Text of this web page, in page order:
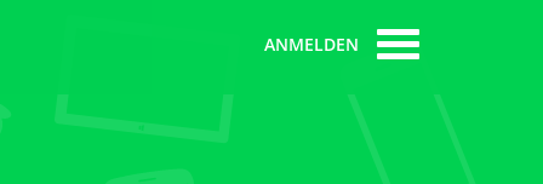
ANMELDEN